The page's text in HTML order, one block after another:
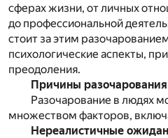
сферах жизни, от личных
до профессиональной
стоит за этим
психологические аспекты,
преодоления.
Причины
Разочарование в людях
множеством факторов,
Нереалистичные